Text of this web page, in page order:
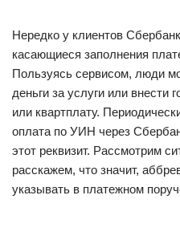
Нередко у клиентов
касающиеся заполнения
Пользуясь сервисом, люди
деньги за услуги или внести
или квартплату.
оплата по УИН через
этот реквизит. Рассмотрим
расскажем, что значит,
указывать в платежном